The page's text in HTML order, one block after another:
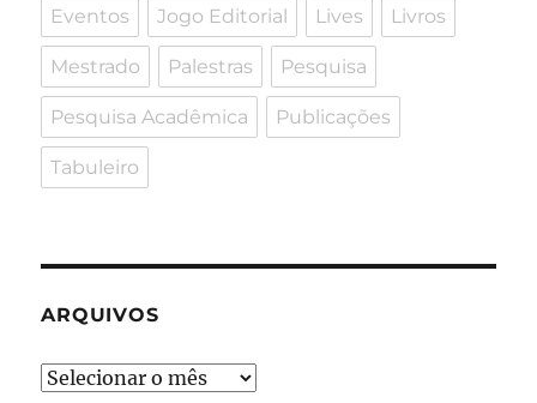
Eventos Jogo Editorial Lives Livros
Mestrado Palestras Pesquisa
Pesquisa Acadêmica Publicações
Tabuleiro
ARQUIVOS
Arquivos